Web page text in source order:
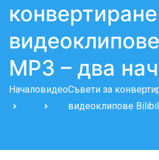
MP3 – два
НачаловидеоСъвети за
видеоклипове